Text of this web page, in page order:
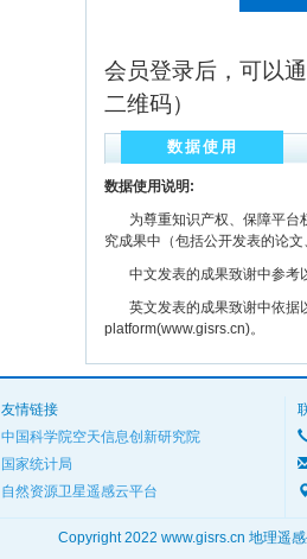
会员登录后，可以
二维码）
数据使用
数据使用说明:
为尊重知识产权、保障平台
究成果中（包括公开发表的论
中文发表的成果致谢中参考
英文发表的成果致谢中依据
platform(www.gisrs.cn)。
友情链接
中国科学院空天信息创新研究院
国家统计局
自然资源卫星遥感云平台
Copyright 2022 www.gisrs.cn 地理遥